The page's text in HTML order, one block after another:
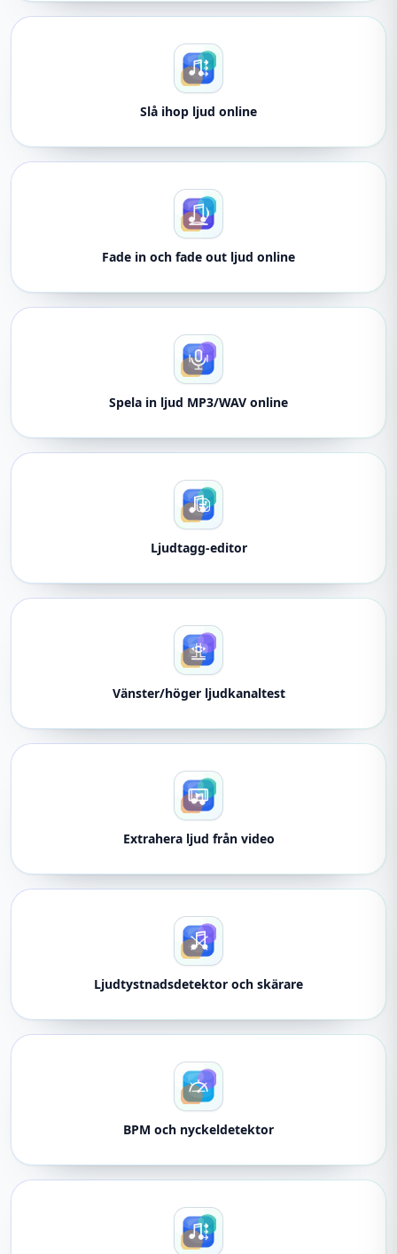
Slå ihop ljud online
Fade in och fade out ljud online
Spela in ljud MP3/WAV online
Ljudtagg-editor
Vänster/höger ljudkanaltest
Extrahera ljud från video
Ljudtystnadsdetektor och skärare
BPM och nyckeldetektor